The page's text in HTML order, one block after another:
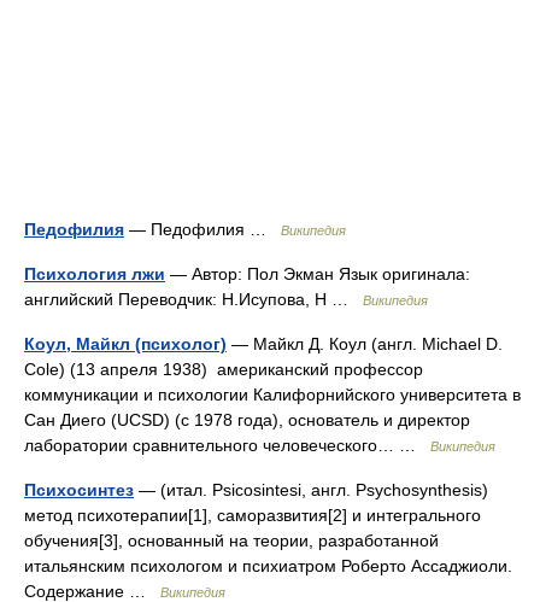
Педофилия — Педофилия … Википедия
Психология лжи — Автор: Пол Экман Язык оригинала:
английский Переводчик: Н.Исупова, Н …
Википедия
Коул, Майкл (психолог) — Майкл Д. Коул (англ. Michael D.
Cole) (13 апреля 1938) американский профессор
коммуникации и психологии Калифорнийского университета в
Сан Диего (UCSD) (с 1978 года), основатель и директор
лаборатории сравнительного человеческого… …
Википедия
Психосинтез — (итал. Psicosintesi, англ. Psychosynthesis)
метод психотерапии[1], саморазвития[2] и интегрального
обучения[3], основанный на теории, разработанной
итальянским психологом и психиатром Роберто Ассаджиоли.
Содержание …
Википедия